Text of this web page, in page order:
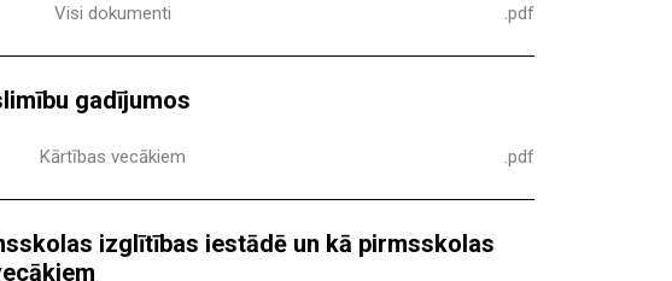
Visi dokumenti .pdf
gadījumos
Kārtības vecākiem .pdf
izglītības iestādē un kā pirmsskolas